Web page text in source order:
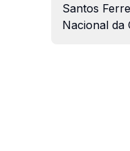
Santos
Nacional da